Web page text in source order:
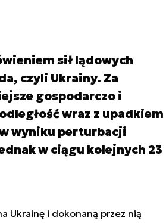
sił lądowych
czyli Ukrainy. Za
gospodarczo i
wraz z upadkiem
wyniku perturbacji
w ciągu kolejnych 23
Ukrainę i dokonaną przez nią